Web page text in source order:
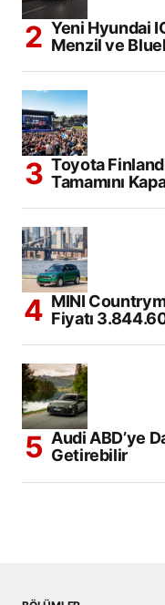
Yeni Hyundai
Menzil ve
Toyota
Tamamını
MINI
Fiyatı
Audi ABD’ye
Getirebilir